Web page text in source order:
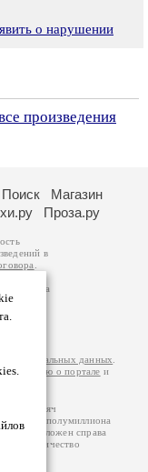
о нарушении
произведения
Поиск
Магазин
Проза.ру
в
авторам
возможна
за
на
персональных данных
о портале и
100 тысяч
более полумиллиона
расположен справа
количество